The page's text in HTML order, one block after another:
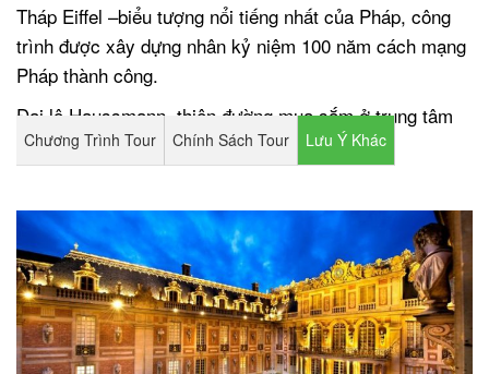
Chương Trình Tour Chính Sách Tour Lưu Ý Khác
Tháp Eiffel –biểu tượng nổi tiếng nhất của Pháp, công
trình được xây dựng nhân kỷ niệm 100 năm cách mạng
Pháp thành công.
Đại lộ Haussmann, thiên đường mua sắm ở trung tâm
của Paris, nơi bạn sẽ được tự do mua sắm.